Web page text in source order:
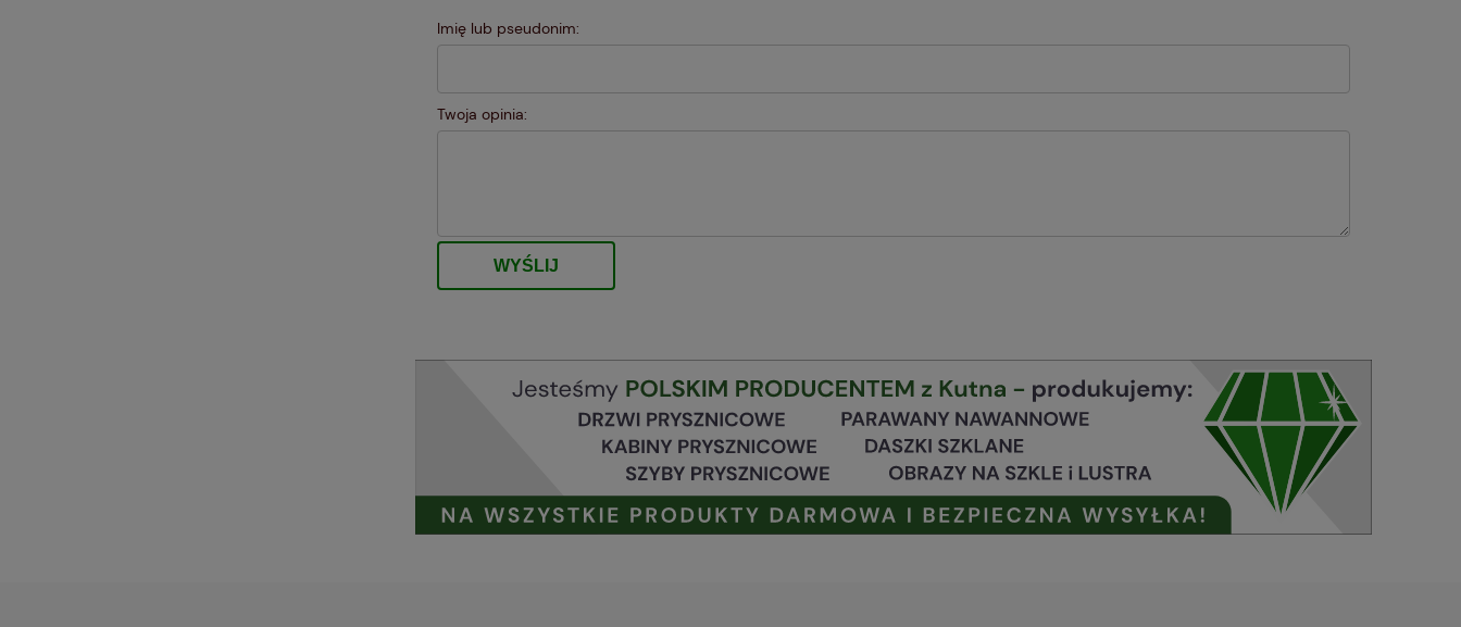
Imię lub pseudonim:
Twoja opinia:
WYŚLIJ